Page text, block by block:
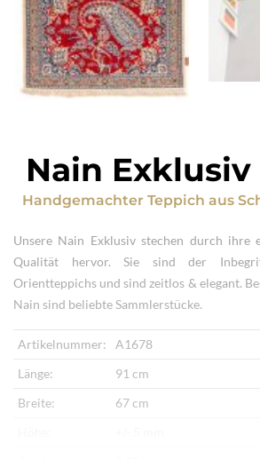
Nain Exklusiv
Handgemachter Teppich aus
Unsere Nain Exklusiv stechen durch ihre
Qualität hervor. Sie sind der
Orientteppichs und sind zeitlos & elegant.
Nain sind beliebte Sammlerstücke.
Artikelnummer:
A1678
Länge:
91 cm
Breite:
67 cm